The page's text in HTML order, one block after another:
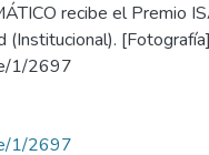
recibe el Premio
(Institucional).
1/2697
1/2697